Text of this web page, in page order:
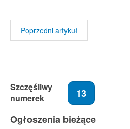
Poprzedni artykuł
Szczęśliwy
numerek
13
Ogłoszenia bieżące